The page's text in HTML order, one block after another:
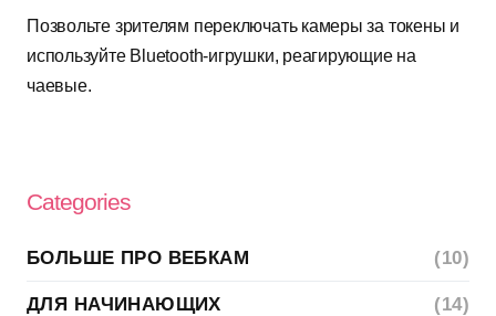
Categories
БОЛЬШЕ ПРО ВЕБКАМ (10)
ДЛЯ НАЧИНАЮЩИХ (14)
Позвольте зрителям переключать камеры за токены и
используйте Bluetooth-игрушки, реагирующие на
чаевые.